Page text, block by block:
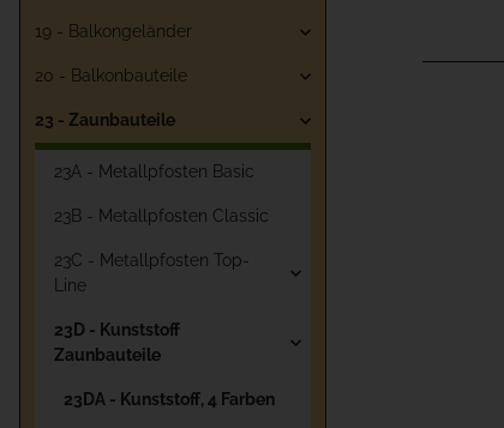
19 - Balkongeländer
20 - Balkonbauteile
23 - Zaunbauteile
23A - Metallpfosten Basic
23B - Metallpfosten Classic
23C - Metallpfosten Top-
Line
23D - Kunststoff
Zaunbauteile
23DA - Kunststoff, 4 Farben